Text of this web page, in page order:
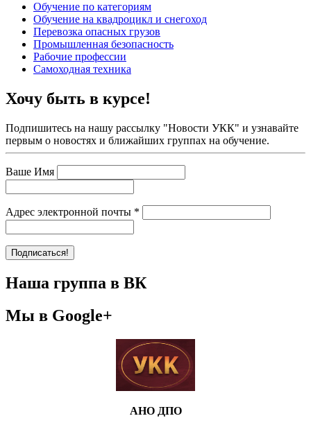
Обучение по категориям
Обучение на квадроцикл и снегоход
Перевозка опасных грузов
Промышленная безопасность
Рабочие профессии
Самоходная техника
Хочу быть в курсе!
Подпишитесь на нашу рассылку "Новости УКК" и узнавайте
первым о новостях и ближайших группах на обучение.
Ваше Имя
Адрес электронной почты *
Наша группа в ВК
Мы в Google+
АНО ДПО